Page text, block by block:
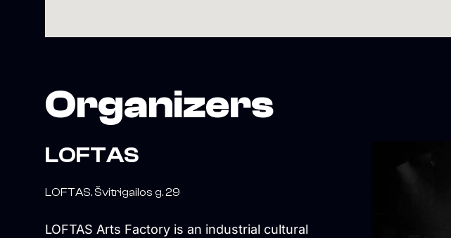
Organizers
LOFTAS
LOFTAS. Švitrigailos g. 29
LOFTAS Arts Factory is an industrial cultural